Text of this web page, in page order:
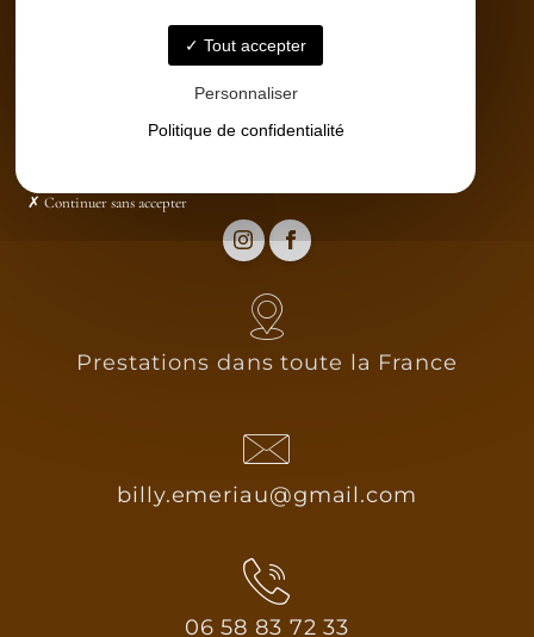
Stages
Partenaires
Catalogue
Contact
Prestations dans toute la France
billy.emeriau@gmail.com
06 58 83 72 33
Tout accepter
Personnaliser
Politique de confidentialité
Continuer sans accepter